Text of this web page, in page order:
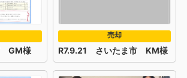
GM様
売却
R7.9.21 さいたま市 KM様